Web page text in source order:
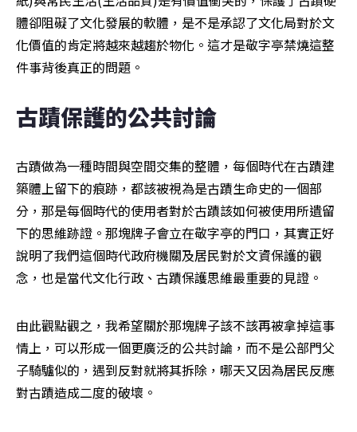
體卻阻礙了文化發展的軟體，是不是承認了文化局對於文
化價值的肯定將越來越趨於物化。這才是敬字亭禁燒這整
件事背後真正的問題。
古蹟保護的公共討論
古蹟做為一種時間與空間交集的整體，每個時代在古蹟建
築體上留下的痕跡，都該被視為是古蹟生命史的一個部
分，那是每個時代的使用者對於古蹟該如何被使用所遺留
下的思維跡證。那塊牌子會立在敬字亭的門口，其實正好
說明了我們這個時代政府機關及居民對於文資保護的觀
念，也是當代文化行政、古蹟保護思維最重要的見證。
由此觀點觀之，我希望關於那塊牌子該不該再被拿掉這事
情上，可以形成一個更廣泛的公共討論，而不是公部門父
子騎驢似的，遇到反對就將其拆除，哪天又因為居民反應
對古蹟造成二度的破壞。